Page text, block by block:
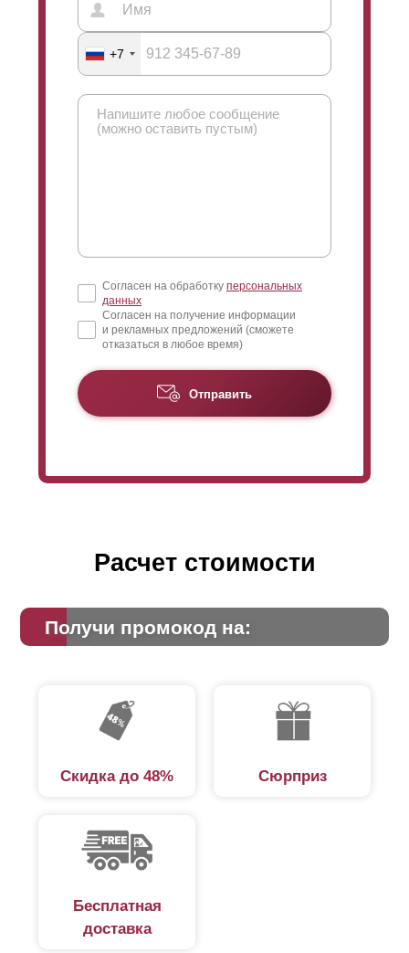
+7
Согласен на обработку персональных
данных
Согласен на получение информации
и рекламных предложений (сможете
отказаться в любое время)
Отправить
Расчет стоимости
Получи промокод на:
Скидка до 48% Сюрприз
Бесплатная
доставка